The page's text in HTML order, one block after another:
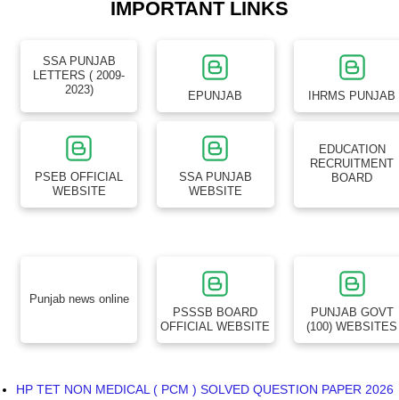
PSEB OFFICIAL
WEBSITE
SSA PUNJAB
WEBSITE
RECRUITMENT
BOARD
Punjab news online
PSSSB BOARD
PUNJAB GOVT
HP TET NON MEDICAL ( PCM ) SOLVED QUESTION PAPER 2026
HP TET NON MEDICAL QUESTION PAPER SOLVED 2026
HPPSC Assistant Professor Recruitment 2026: हिमाचल प्रदेश उच्च शिक्षा
विभाग में असिस्टेंट प्रोफेसर के पदों पर बम्पर भर्ती, यहाँ देखें पूरी जानकारी
HELD ON 14 JUNE 2026